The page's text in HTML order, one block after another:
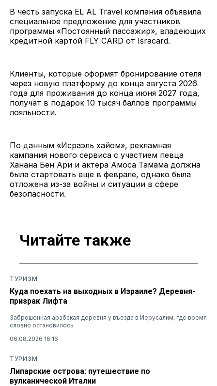
В честь запуска EL AL Travel компания объявила
специальное предложение для участников
программы «Постоянный пассажир», владеющих
кредитной картой FLY CARD от Isracard.
Клиенты, которые оформят бронирование отеля
через новую платформу до конца августа 2026
года для проживания до конца июня 2027 года,
получат в подарок 10 тысяч баллов программы
лояльности.
По данным «Исраэль хайом», рекламная
кампания нового сервиса с участием певца
Ханана Бен Ари и актера Амоса Тамама должна
была стартовать еще в феврале, однако была
отложена из-за войны и ситуации в сфере
безопасности.
Читайте также
ТУРИЗМ
Куда поехать на выходных в Израиле? Деревня-
призрак Лифта
Заброшенная арабская деревня у въезда в Иерусалим, где время
словно остановилось
06.08.2026 16:16
ТУРИЗМ
Липарские острова: путешествие по
вулканической Италии